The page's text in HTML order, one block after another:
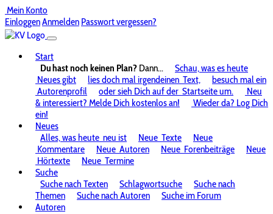
Mein Konto
EinloggenAnmelden Passwort vergessen?
Start
Du hast noch keinen Plan? Dann...
Schau, was es heute
Neues gibt
lies doch mal irgendeinen Text,
besuch mal ein
Autorenprofil
oder sieh Dich auf der Startseite um.
Neu
& interessiert? Melde Dich kostenlos an!
Wieder da? Log Dich
ein!
Neues
Alles, was heute neu ist Neue Texte
Neue
Kommentare
Neue Autoren Neue Forenbeiträge
Neue
Hörtexte
Neue Termine
Suche
Suche nach Texten
Schlagwortsuche
Suche nach
Themen
Suche nach Autoren
Suche im Forum
Autoren